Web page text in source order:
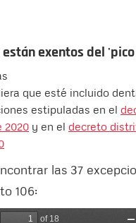
están exentos del
que esté incluido
estipuladas en el
2020 y en el decreto
las 37
106: